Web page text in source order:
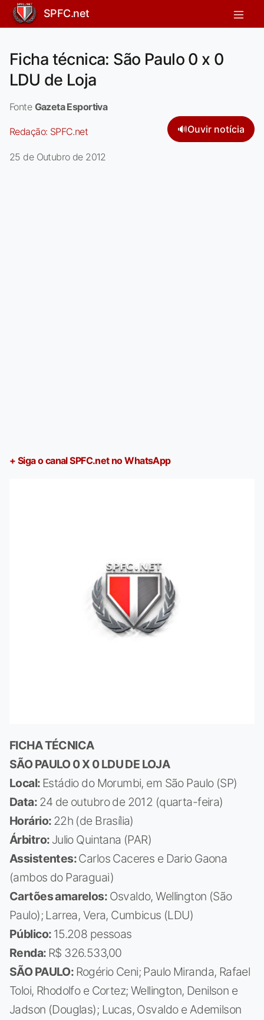
SPFC.net
Ficha técnica: São Paulo 0 x 0
LDU de Loja
Fonte Gazeta Esportiva
Redação: SPFC.net 🔊Ouvir notícia
25 de Outubro de 2012
+ Siga o canal SPFC.net no WhatsApp
FICHA TÉCNICA
SÃO PAULO 0 X 0 LDU DE LOJA
Local: Estádio do Morumbi, em São Paulo (SP)
Data: 24 de outubro de 2012 (quarta-feira)
Horário: 22h (de Brasília)
Árbitro: Julio Quintana (PAR)
Assistentes:Carlos Caceres e Dario Gaona
(ambos do Paraguai)
Cartões amarelos: Osvaldo, Wellington (São
Paulo); Larrea, Vera, Cumbicus (LDU)
Público: 15.208 pessoas
Renda: R$ 326.533,00
SÃO PAULO: Rogério Ceni; Paulo Miranda, Rafael
Toloi, Rhodolfo e Cortez; Wellington, Denilson e
Jadson (Douglas); Lucas, Osvaldo e Ademilson